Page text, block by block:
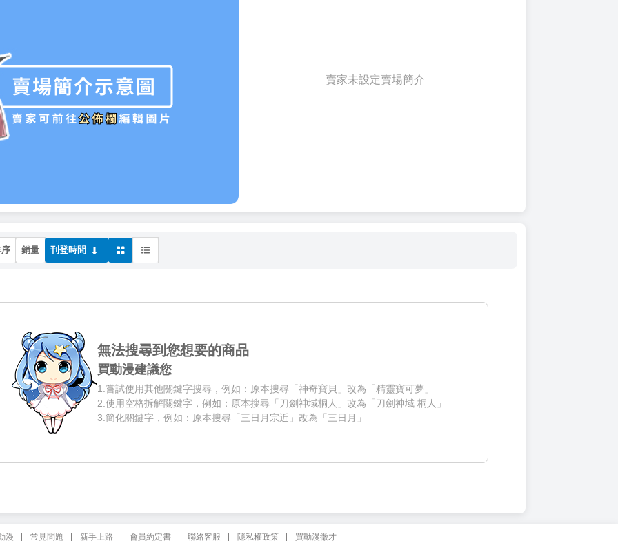
賣家未設定賣場簡介
銷量 刊登時間
無法搜尋到您想要的商品
買動漫建議您
1.嘗試使用其他關鍵字搜尋，例如：原本搜尋「神奇寶貝」改為「精靈寶可夢」
2.使用空格拆解關鍵字，例如：原本搜尋「刀劍神域桐人」改為「刀劍神域 桐人」
3.簡化關鍵字，例如：原本搜尋「三日月宗近」改為「三日月」
漫 常見問題 新手上路 會員約定書 聯絡客服 隱私權政策 買動漫徵才